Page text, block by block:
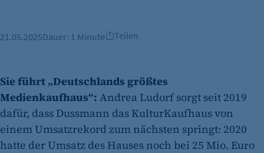
21.05.2025Dauer: 1 Minute Teilen
Sie führt „Deutschlands größtes
Medienkaufhaus“: Andrea Ludorf sorgt seit 2019
dafür, dass Dussmann das KulturKaufhaus von
einem Umsatzrekord zum nächsten springt: 2020
hatte der Umsatz des Hauses noch bei 25 Mio. Euro